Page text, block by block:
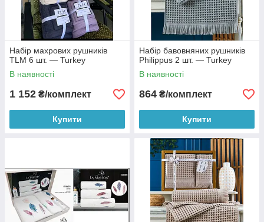
Набір махрових рушників
TLM 6 шт. — Turkey
В наявності
1 152 ₴/комплект
Купити
Набір бавовняних рушників
Philippus 2 шт. — Turkey
В наявності
864 ₴/комплект
Купити